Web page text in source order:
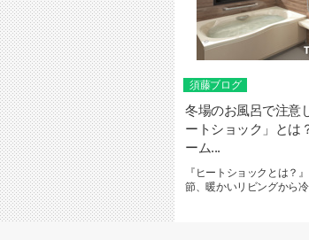
須藤ブログ
冬場のお風呂で注意
ートショック」とは
ーム...
『ヒートショックとは？
節、暖かいリビングから